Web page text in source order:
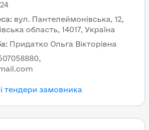
: вул. Пантелеймонівська, 12,
область, 14017, Україна
: Придатко Ольга Вікторівна
тендери замовника